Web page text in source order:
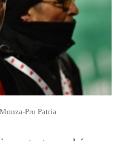
Pro Patria